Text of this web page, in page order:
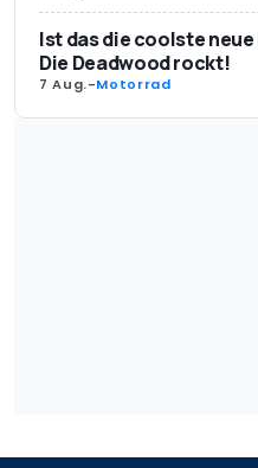
Ist das die coolste
Die Deadwood rockt!
7 Aug.-Motorrad